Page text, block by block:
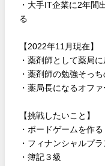
・大手IT企業に2年間
る
【2022年11月現在】
・薬剤師として薬局に
・薬剤師の勉強そっ
・薬局長になるオフ
【挑戦したいこと】
・ボードゲームを作る
・フィナンシャルプ
・簿記３級